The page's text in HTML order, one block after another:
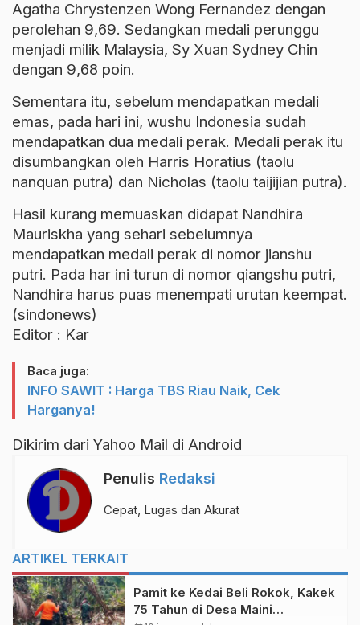
Agatha Chrystenzen Wong Fernandez dengan
perolehan 9,69. Sedangkan medali perunggu
menjadi milik Malaysia, Sy Xuan Sydney Chin
dengan 9,68 poin.
Sementara itu, sebelum mendapatkan medali
emas, pada hari ini, wushu Indonesia sudah
mendapatkan dua medali perak. Medali perak itu
disumbangkan oleh Harris Horatius (taolu
nanquan putra) dan Nicholas (taolu taijijian putra).
Hasil kurang memuaskan didapat Nandhira
Mauriskha yang sehari sebelumnya
mendapatkan medali perak di nomor jianshu
putri. Pada har ini turun di nomor qiangshu putri,
Nandhira harus puas menempati urutan keempat.
(sindonews)
Editor : Kar
Baca juga:
INFO SAWIT : Harga TBS Riau Naik, Cek
Harganya!
Dikirim dari Yahoo Mail di Android
Penulis Redaksi
Cepat, Lugas dan Akurat
ARTIKEL TERKAIT
Pamit ke Kedai Beli Rokok, Kakek
75 Tahun di Desa Maini